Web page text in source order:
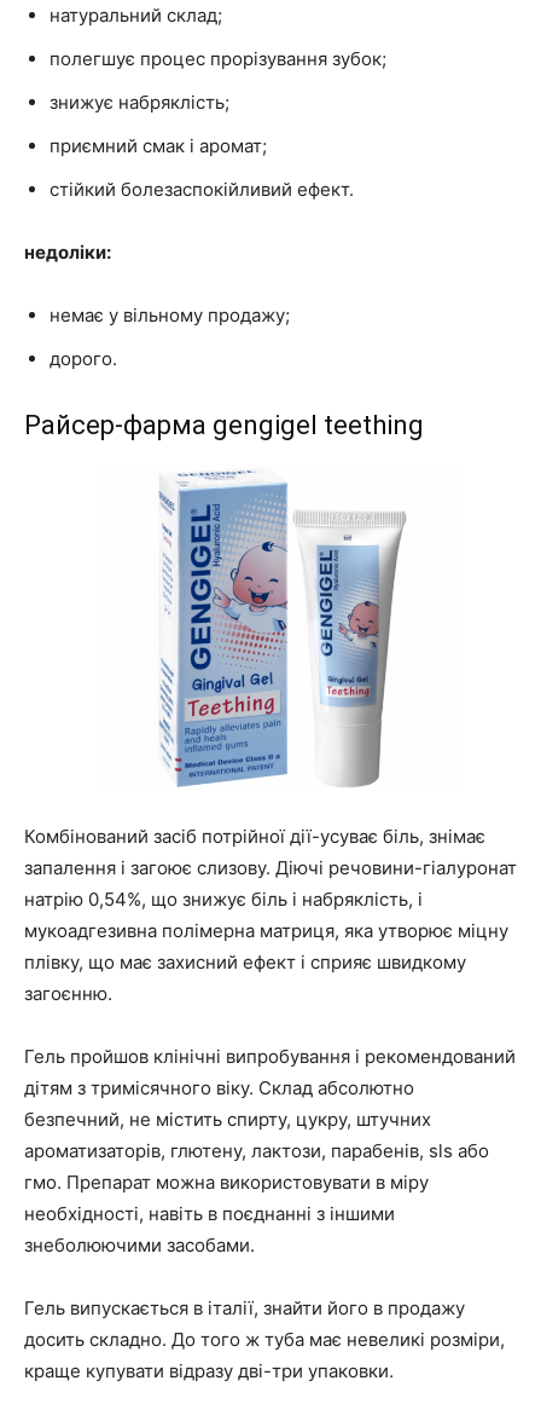
натуральний склад;
полегшує процес прорізування зубок;
знижує набряклість;
приємний смак і аромат;
стійкий болезаспокійливий ефект.
недоліки:
немає у вільному продажу;
дорого.
Райсер-фарма gengigel teething
Комбінований засіб потрійної дії-усуває біль, знімає
запалення і загоює слизову. Діючі речовини-гіалуронат
натрію 0,54%, що знижує біль і набряклість, і
мукоадгезивна полімерна матриця, яка утворює міцну
плівку, що має захисний ефект і сприяє швидкому
загоєнню.
Гель пройшов клінічні випробування і рекомендований
дітям з тримісячного віку. Склад абсолютно
безпечний, не містить спирту, цукру, штучних
ароматизаторів, глютену, лактози, парабенів, sls або
гмо. Препарат можна використовувати в міру
необхідності, навіть в поєднанні з іншими
знеболюючими засобами.
Гель випускається в італії, знайти його в продажу
досить складно. До того ж туба має невеликі розміри,
краще купувати відразу дві-три упаковки.